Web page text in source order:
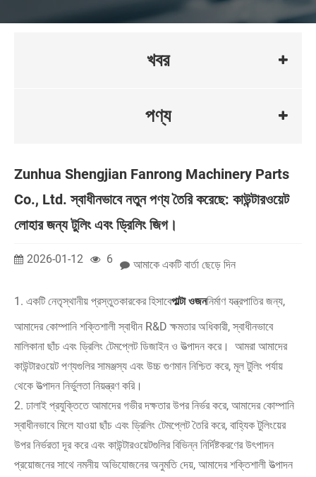
খবর
পণ্য
Zunhua Shengjian Fanrong Machinery Parts
Co., Ltd. স্বাধীনভাবে নতুন পণ্য তৈরি করেছে: কাউন্টারওয়েট
লোহার জন্য টুলিং এবং ড্রিলিং জিগ।
2026-01-12 6 আমাকে একটি বার্তা ছেড়ে দিন
1. একটি নেতৃস্থানীয় প্রস্তুতকারকের হিসাবেপাল্টা ওজননির্মাণ যন্ত্রপাতির জন্য,
আমাদের কোম্পানি শক্তিশালী স্বাধীন R&D ক্ষমতার অধিকারী, স্বাধীনভাবে
মালিকানা ছাঁচ এবং ড্রিলিং টেমপ্লেট ডিজাইন ও উত্পাদন করে। আমরা আমাদের
কাউন্টারওয়েট পণ্যগুলির সামঞ্জস্য এবং উচ্চ গুণমান নিশ্চিত করে, মূল টুলিং পর্যায়
থেকে উত্পাদন নির্ভুলতা নিয়ন্ত্রণ করি।
2. ঢালাই প্রযুক্তিতে আমাদের গভীর দক্ষতার উপর নির্ভর করে, আমাদের কোম্পানি
স্বাধীনভাবে মিলে যাওয়া ছাঁচ এবং ড্রিলিং টেমপ্লেট তৈরি করে, বাহ্যিক টুলিংয়ের
উপর নির্ভরতা দূর করে এবং কাউন্টারওয়েটগুলির বিভিন্ন নির্দিষ্টকরণের উৎপাদন
প্রয়োজনের সাথে নমনীয় অভিযোজনের অনুমতি দেয়, আমাদের শক্তিশালী উত্পাদন